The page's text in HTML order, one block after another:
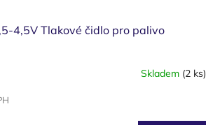
4,5V Tlakové čidlo pro palivo
Skladem (2 ks)